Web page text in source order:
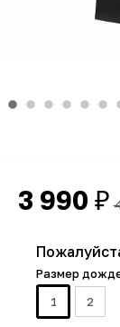
3 990 ₽
Размер
1
2